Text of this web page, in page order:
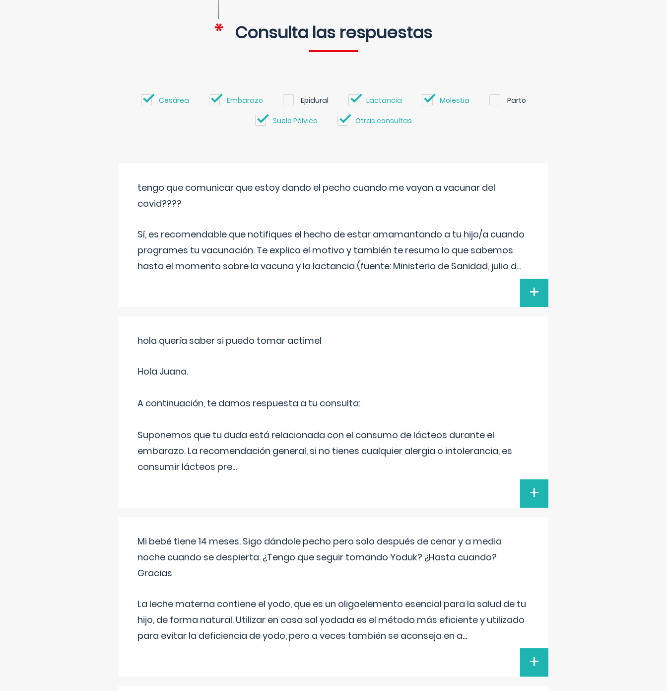
Consulta las respuestas
Cesárea Embarazo Epidural Lactancia Molestia Parto
Suelo Pélvico Otras consultas
tengo que comunicar que estoy dando el pecho cuando me vayan a vacunar del
covid????
Sí, es recomendable que notifiques el hecho de estar amamantando a tu hijo/a cuando
programes tu vacunación. Te explico el motivo y también te resumo lo que sabemos
hasta el momento sobre la vacuna y la lactancia (fuente: Ministerio de Sanidad, julio d...
+
hola quería saber si puedo tomar actimel
Hola Juana.
A continuación, te damos respuesta a tu consulta:
Suponemos que tu duda está relacionada con el consumo de lácteos durante el
embarazo. La recomendación general, si no tienes cualquier alergia o intolerancia, es
consumir lácteos pre...
+
Mi bebé tiene 14 meses. Sigo dándole pecho pero solo después de cenar y a media
noche cuando se despierta. ¿Tengo que seguir tomando Yoduk? ¿Hasta cuando?
Gracias
La leche materna contiene el yodo, que es un oligoelemento esencial para la salud de tu
hijo, de forma natural. Utilizar en casa sal yodada es el método más eficiente y utilizado
para evitar la deficiencia de yodo, pero a veces también se aconseja en a...
+